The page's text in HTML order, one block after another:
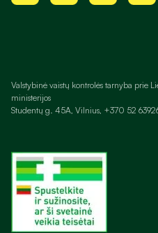
Valstybinė vaistų kontrolės tarnyba prie
ministerijos
Studentų g. 45A, Vilnius, +370 52